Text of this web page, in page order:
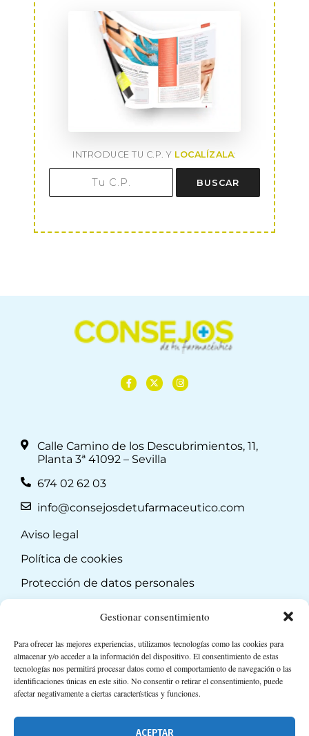
Gestionar consentimiento
Para ofrecer las mejores experiencias, utilizamos tecnologías como las cookies para
almacenar y/o acceder a la información del dispositivo. El consentimiento de estas
tecnologías nos permitirá procesar datos como el comportamiento de navegación o las
identificaciones únicas en este sitio. No consentir o retirar el consentimiento, puede
afectar negativamente a ciertas características y funciones.
ACEPTAR
INTRODUCE TU C.P. Y LOCALÍZALA:
BUSCAR
Calle Camino de los Descubrimientos, 11,
Planta 3ª 41092 – Sevilla
674 02 62 03
info@consejosdetufarmaceutico.com
Aviso legal
Política de cookies
Protección de datos personales